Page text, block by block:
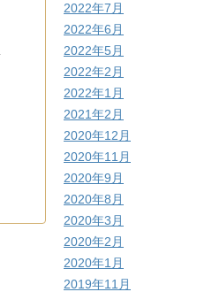
2022年7月
2022年6月
2022年5月
2022年2月
2022年1月
2021年2月
2020年12月
2020年11月
2020年9月
2020年8月
2020年3月
2020年2月
2020年1月
2019年11月